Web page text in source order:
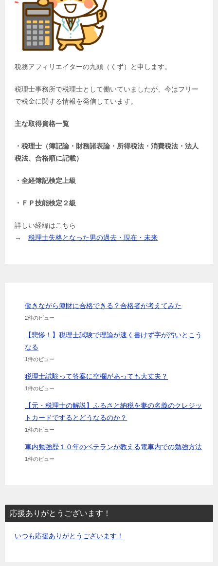
税務アフィリエイターの九頭（くず）と申します。
税理士事務所で税理士として働いていましたが、今はフリー
で税金に関する情報を発信しています。
主な取得資格一覧
・税理士（簿記論・財務諸表論・所得税法・消費税法・法人
税法、合格順に記載）
・全経簿記検定上級
・ＦＰ技能検定２級
詳しい経緯はこちら
→ 税理士失格となった男の過去・現在・未来
働きながら簿財に合格できる？合格者が考えてみた
2件のビュー
【悲惨！】税理士試験で理論が速く書けず字が汚いとこう
なる
1件のビュー
税理士試験って答案に空欄があっても大丈夫？
1件のビュー
【元・税理士の解説】ふるさと納税を妻の名義のクレジッ
トカードでするとどうなるのか？
1件のビュー
車内勉強歴１０年のベテランが教える電車内での勉強方法
1件のビュー
応援ありがとうございます！
いつも応援ありがとうございます！